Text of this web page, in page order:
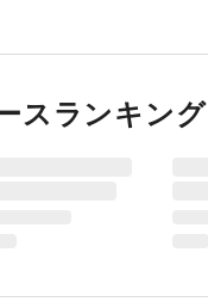
スランキング